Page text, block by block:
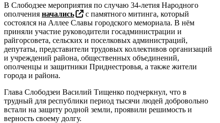
В Слободзее мероприятия по случаю 34-летия Народного
ополчения начались
с памятного митинга, который
состоялся на Аллее Славы городского мемориала. В нём
приняли участие руководители госадминистрации и
райгорсовета, сельских и поселковых администраций,
депутаты, представители трудовых коллективов организаций
и учреждений района, общественных объединений,
ополченцы и защитники Приднестровья, а также жители
города и района.
Глава Слободзеи Василий Тищенко подчеркнул, что в
трудный для республики период тысячи людей добровольно
встали на защиту родной земли, проявили решимость и
верность своему долгу.